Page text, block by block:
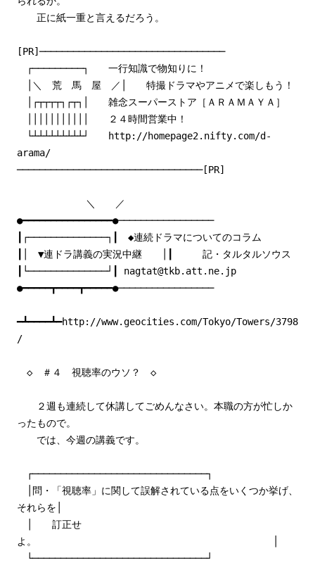
正に紙一重と言えるだろう。
[PR]─────────────────────────────────
┌─────────┐ 一行知識で物知りに！
│＼ 荒 馬 屋 ／│ 特撮ドラマやアニメで楽しもう！
│┌┬┬┬┬┐┌┬┐│ 雑念スーパーストア［ＡＲＡＭＡＹＡ］
│││││││││││ ２４時間営業中！
└┴┴┴┴┴┴┴┴┴┘ http://homepage2.nifty.com/d-
arama/
─────────────────────────────────[PR]
＼ ／
●━━━━━━━━━━━━━━━━●─────────────────
┃┌──────────────┐┃ ◆連続ドラマについてのコラム
┃│ ▼連ドラ講義の実況中継 │┃ 記・タルタルソウス
┃└──────────────┘┃ nagtat@tkb.att.ne.jp
●━━━━━┳━━━━┳━━━━━●─────────────────
━┻━━━━┻━http://www.geocities.com/Tokyo/Towers/3798
/
◇ ＃４ 視聴率のウソ？ ◇
２週も連続して休講してごめんなさい。本職の方が忙しか
ったもので。
では、今週の講義です。
┌───────────────────────────────┐
│問・「視聴率」に関して誤解されている点をいくつか挙げ、
それらを│
│ 訂正せ
よ。 │
└───────────────────────────────┘